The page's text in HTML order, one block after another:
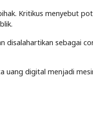
Kritikus menyebut
disalahartikan sebagai
uang digital menjadi